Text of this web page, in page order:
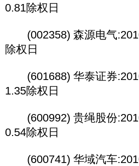
0.81除权日
(002358) 森源电气
除权日
(601688) 华泰证券
1.35除权日
(600992) 贵绳股份
0.54除权日
(600741) 华域汽车